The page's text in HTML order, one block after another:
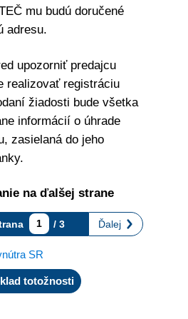
mu budú doručené
adresu.
upozorniť predajcu
realizovať registráciu
žiadosti bude všetka
informácií o úhrade
zasielaná do jeho
na ďalšej strane
1 / 3 Ďalej
SR
totožnosti